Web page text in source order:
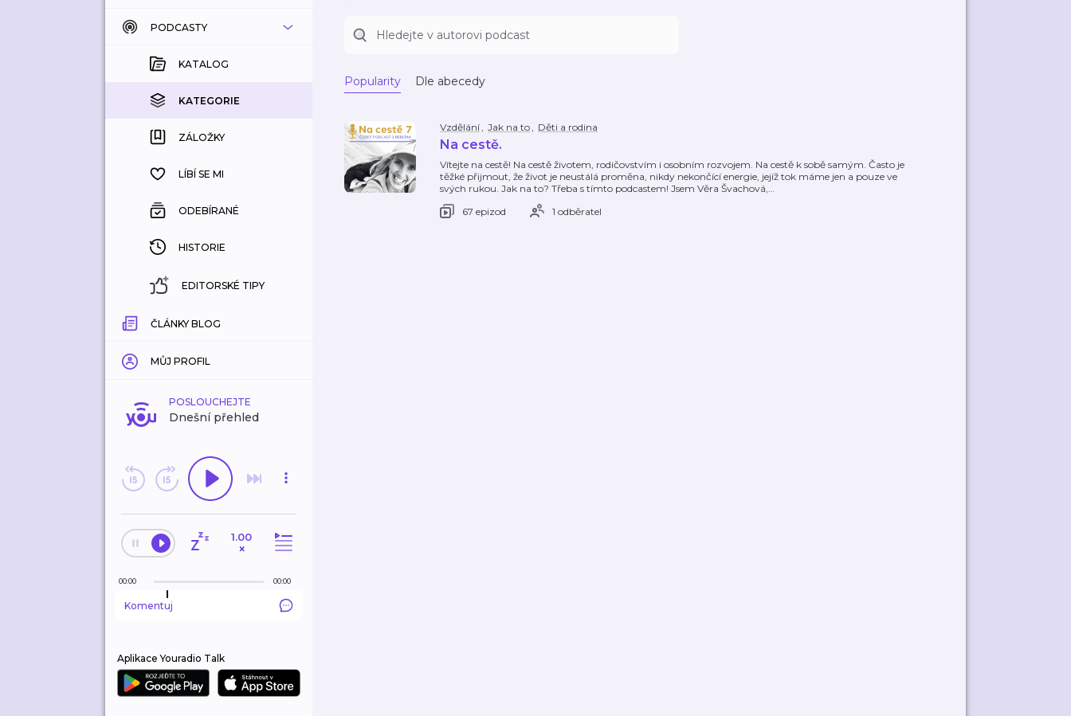
KATALOG
KOUPENÉ
KATEGORIE
ZÁLOŽKY
HISTORIE
PODCASTY
KATALOG
KATEGORIE
ZÁLOŽKY
LÍBÍ SE MI
ODEBÍRANÉ
HISTORIE
EDITORSKÉ TIPY
ČLÁNKY BLOG
MŮJ PROFIL
POSLOUCHEJTE
Dnešní přehled
1.00
×
00:00 00:00
Komentuj
Aplikace Youradio Talk
Popularity Dle abecedy
Vzdělání, Jak na to, Děti a rodina
Na cestě.
Vítejte na cestě! Na cestě životem, rodičovstvím i osobním rozvojem. Na cestě k sobě samým. Často je
těžké přijmout, že život je neustálá proměna, nikdy nekončící energie, jejíž tok máme jen a pouze ve
svých rukou. Jak na to? Třeba s tímto podcastem! Jsem Věra Švachová,…
67 epizod
1 odběratel